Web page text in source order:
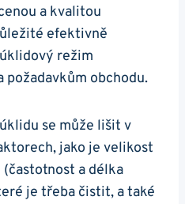
a kvalitou
efektivně
režim
obchodu.
se může lišit v
jako je velikost
a délka
je třeba čistit, a také